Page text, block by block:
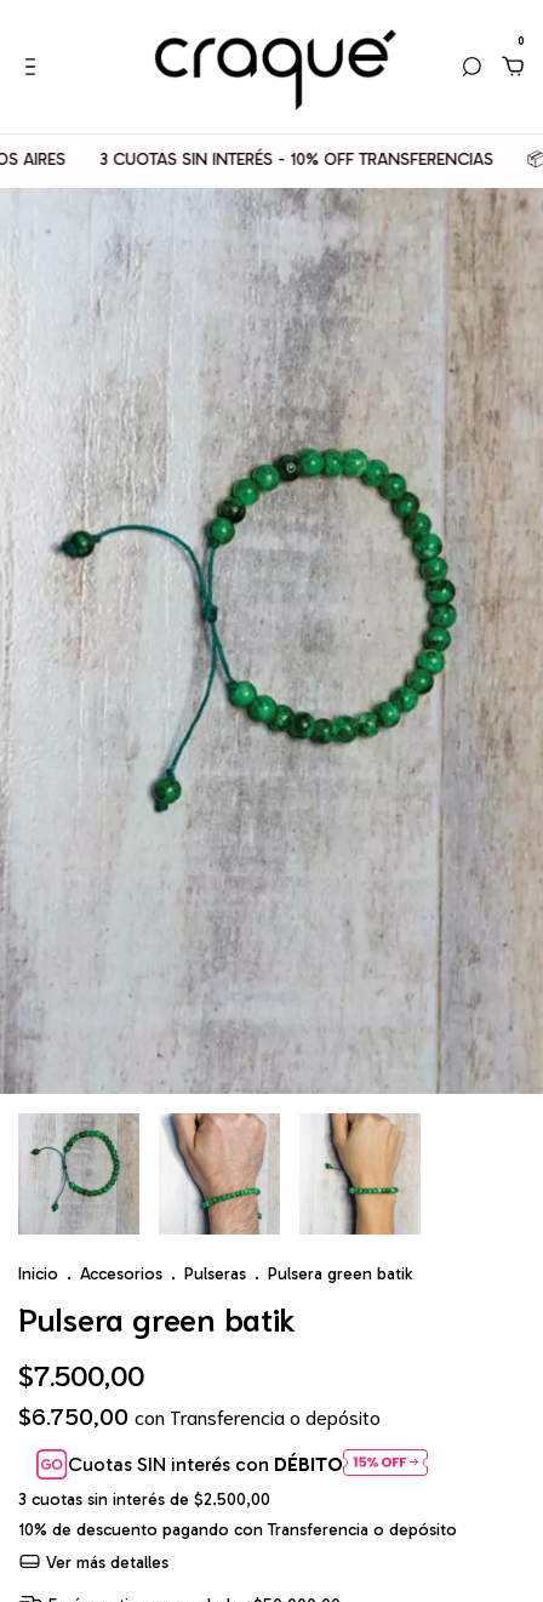
0
3 CUOTAS SIN INTERÉS - 10% OFF TRANSFERENCIAS 📦
Inicio . Accesorios . Pulseras . Pulsera green batik
Pulsera green batik
$7.500,00
$6.750,00 con Transferencia o depósito
Cuotas SIN interés con DÉBITO
3 cuotas sin interés de $2.500,00
10% de descuento pagando con Transferencia o depósito
Ver más detalles